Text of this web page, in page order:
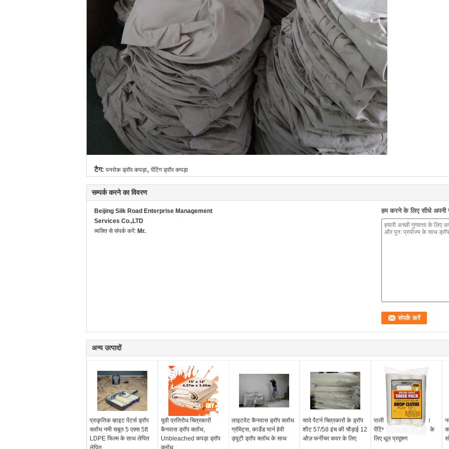
टैग: पनरोक ड्रॉप कपड़ा, पेंटिंग ड्रॉप कपड़ा
सम्पर्क करने का विवरण
Beijing Silk Road Enterprise Management
Services Co.,LTD
व्यक्ति से संपर्क करें: Mr.
हम करने के लिए सीधे अपनी
अन्य उत्पादों
प्राकृतिक व्हाइट पेंटर्स ड्रॉप
क्लॉथ नमी सबूत 5 एक्स 5ft
LDPE फिल्म के साथ लेपित
लेपित
यूवी प्रतिरोध चित्रकारों
कैनवास ड्रॉप क्लॉथ,
Unbleached कपड़ा ड्रॉप
क्लॉथ
लाइटवेट कैनवास ड्रॉप क्लॉथ
ग्रॉमेट्स, कार्डेड यार्न हेवी
ड्यूटी ड्रॉप क्लॉथ के साथ
सादे पैटर्न चित्रकारों के ड्रॉप
शीट 57/58 इंच की चौड़ाई 12
औज़ फर्नीचर कवर के लिए
पाली मैट वेव बतख कैनवास
पेंटिंग क्लॉथ पेंटिंग से बचने के
लिए धूल प्रदूषण